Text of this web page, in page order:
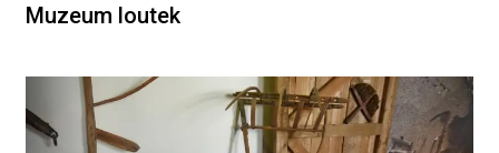
Muzeum loutek